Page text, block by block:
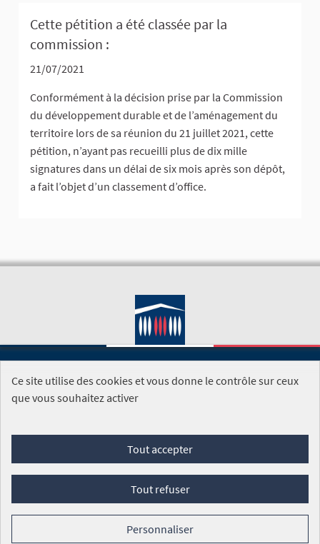
Cette pétition a été classée par la
commission :
21/07/2021
Conformément à la décision prise par la Commission
du développement durable et de l’aménagement du
territoire lors de sa réunion du 21 juillet 2021, cette
pétition, n’ayant pas recueilli plus de dix mille
signatures dans un délai de six mois après son dépôt,
a fait l’objet d’un classement d’office.
SITE DE L'ASSEMBLÉE NATIONALE
Foire aux questions
Conditions générales d'utilisation (CGU)
Mentions légales
Cookies
Ce site utilise des cookies et vous donne le contrôle sur ceux
que vous souhaitez activer
Tout accepter
Tout refuser
Personnaliser